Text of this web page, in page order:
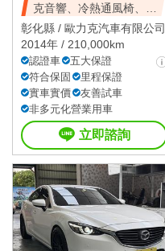
克音響、冷熱通風椅、
HUD抬顯
彰化縣 / 歐力克汽車有限公司
2014年 / 210,000km
認證車
五大保證
符合保固
里程保證
實車實價
友善試車
非多元化營業用車
立即諮詢